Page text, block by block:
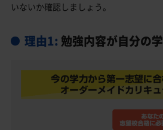
帯広三条高校受験生からのよく
いないか確認しましょう。
理由1: 勉強内容が自分の